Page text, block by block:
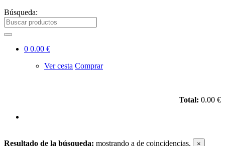
Búsqueda:
0 0.00 €
Ver cesta Comprar
Total: 0.00 €
Resultado de la búsqueda: mostrando a de coincidencias. ×